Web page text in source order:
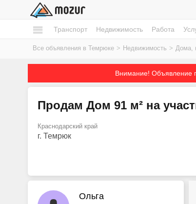
Транспорт Недвижимость Работа
Все объявления в Темрюке > Недвижимость > Дома,
Внимание! Объявление
Продам Дом 91 м² на
Краснодарский край
г. Темрюк
Ольга